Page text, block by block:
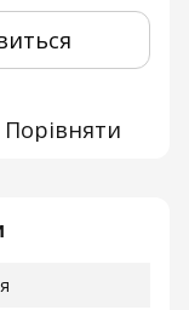
Порівняти